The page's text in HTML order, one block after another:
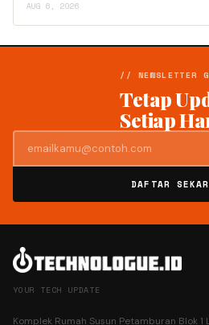
AUG 6, 2026
// NEWSLETTER
Tetap
Setiap
DAFTAR
YOUR TECH UPDATE
Komplek Rumah Susun Petamburan Blok 1